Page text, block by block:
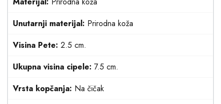
Unutarnji materijal: Prirodna koža
Visina Pete: 2.5 cm.
Ukupna visina cipele: 7.5 cm.
Vrsta kopčanja: Na čičak